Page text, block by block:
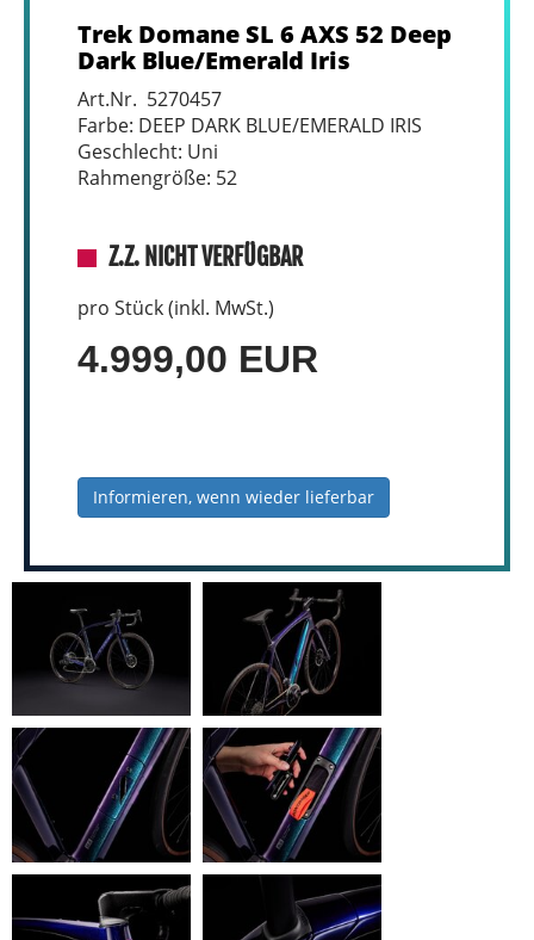
Trek Domane SL 6 AXS 52 Deep
Dark Blue/Emerald Iris
Art.Nr. 5270457
Farbe: DEEP DARK BLUE/EMERALD IRIS
Geschlecht: Uni
Rahmengröße: 52
Z.Z. NICHT VERFÜGBAR
pro Stück (inkl. MwSt.)
4.999,00 EUR
Informieren, wenn wieder lieferbar